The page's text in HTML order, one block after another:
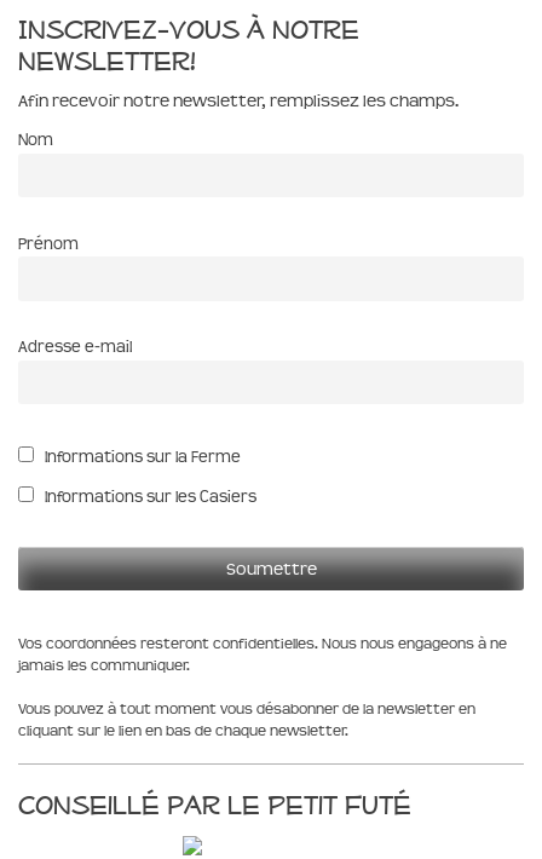
Inscrivez-vous à notre
newsletter!
Afin recevoir notre newsletter, remplissez les champs.
Nom
Prénom
Adresse e-mail
Informations sur la Ferme
Informations sur les Casiers
Vos coordonnées resteront confidentielles. Nous nous engageons à ne
jamais les communiquer.
Vous pouvez à tout moment vous désabonner de la newsletter en
cliquant sur le lien en bas de chaque newsletter.
Conseillé par le Petit Futé